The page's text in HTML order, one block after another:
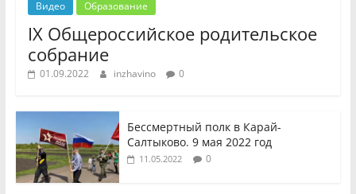
Видео Образование
IX Общероссийское родительское
собрание
01.09.2022 inzhavino 0
Бессмертный полк в Карай-
Салтыково. 9 мая 2022 год
11.05.2022 0